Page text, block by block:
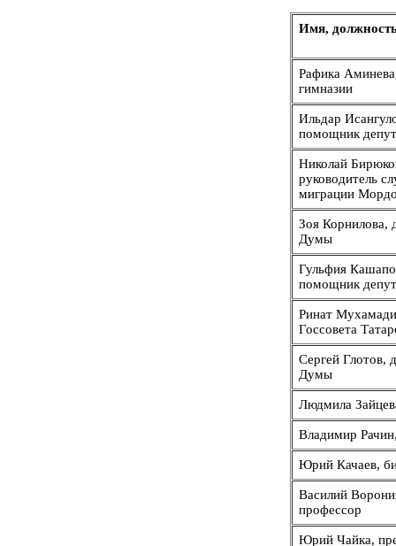
Имя,
Рафика
гимназии
Ильдар
помощник
Николай
руководитель
миграции
Зоя Корнилова,
Думы
Гульфия
помощник
Ринат
Госсовета
Сергей Глотов,
Думы
Людмила
Владимир
Юрий Качаев,
Василий
профессор
Юрий Чайка,